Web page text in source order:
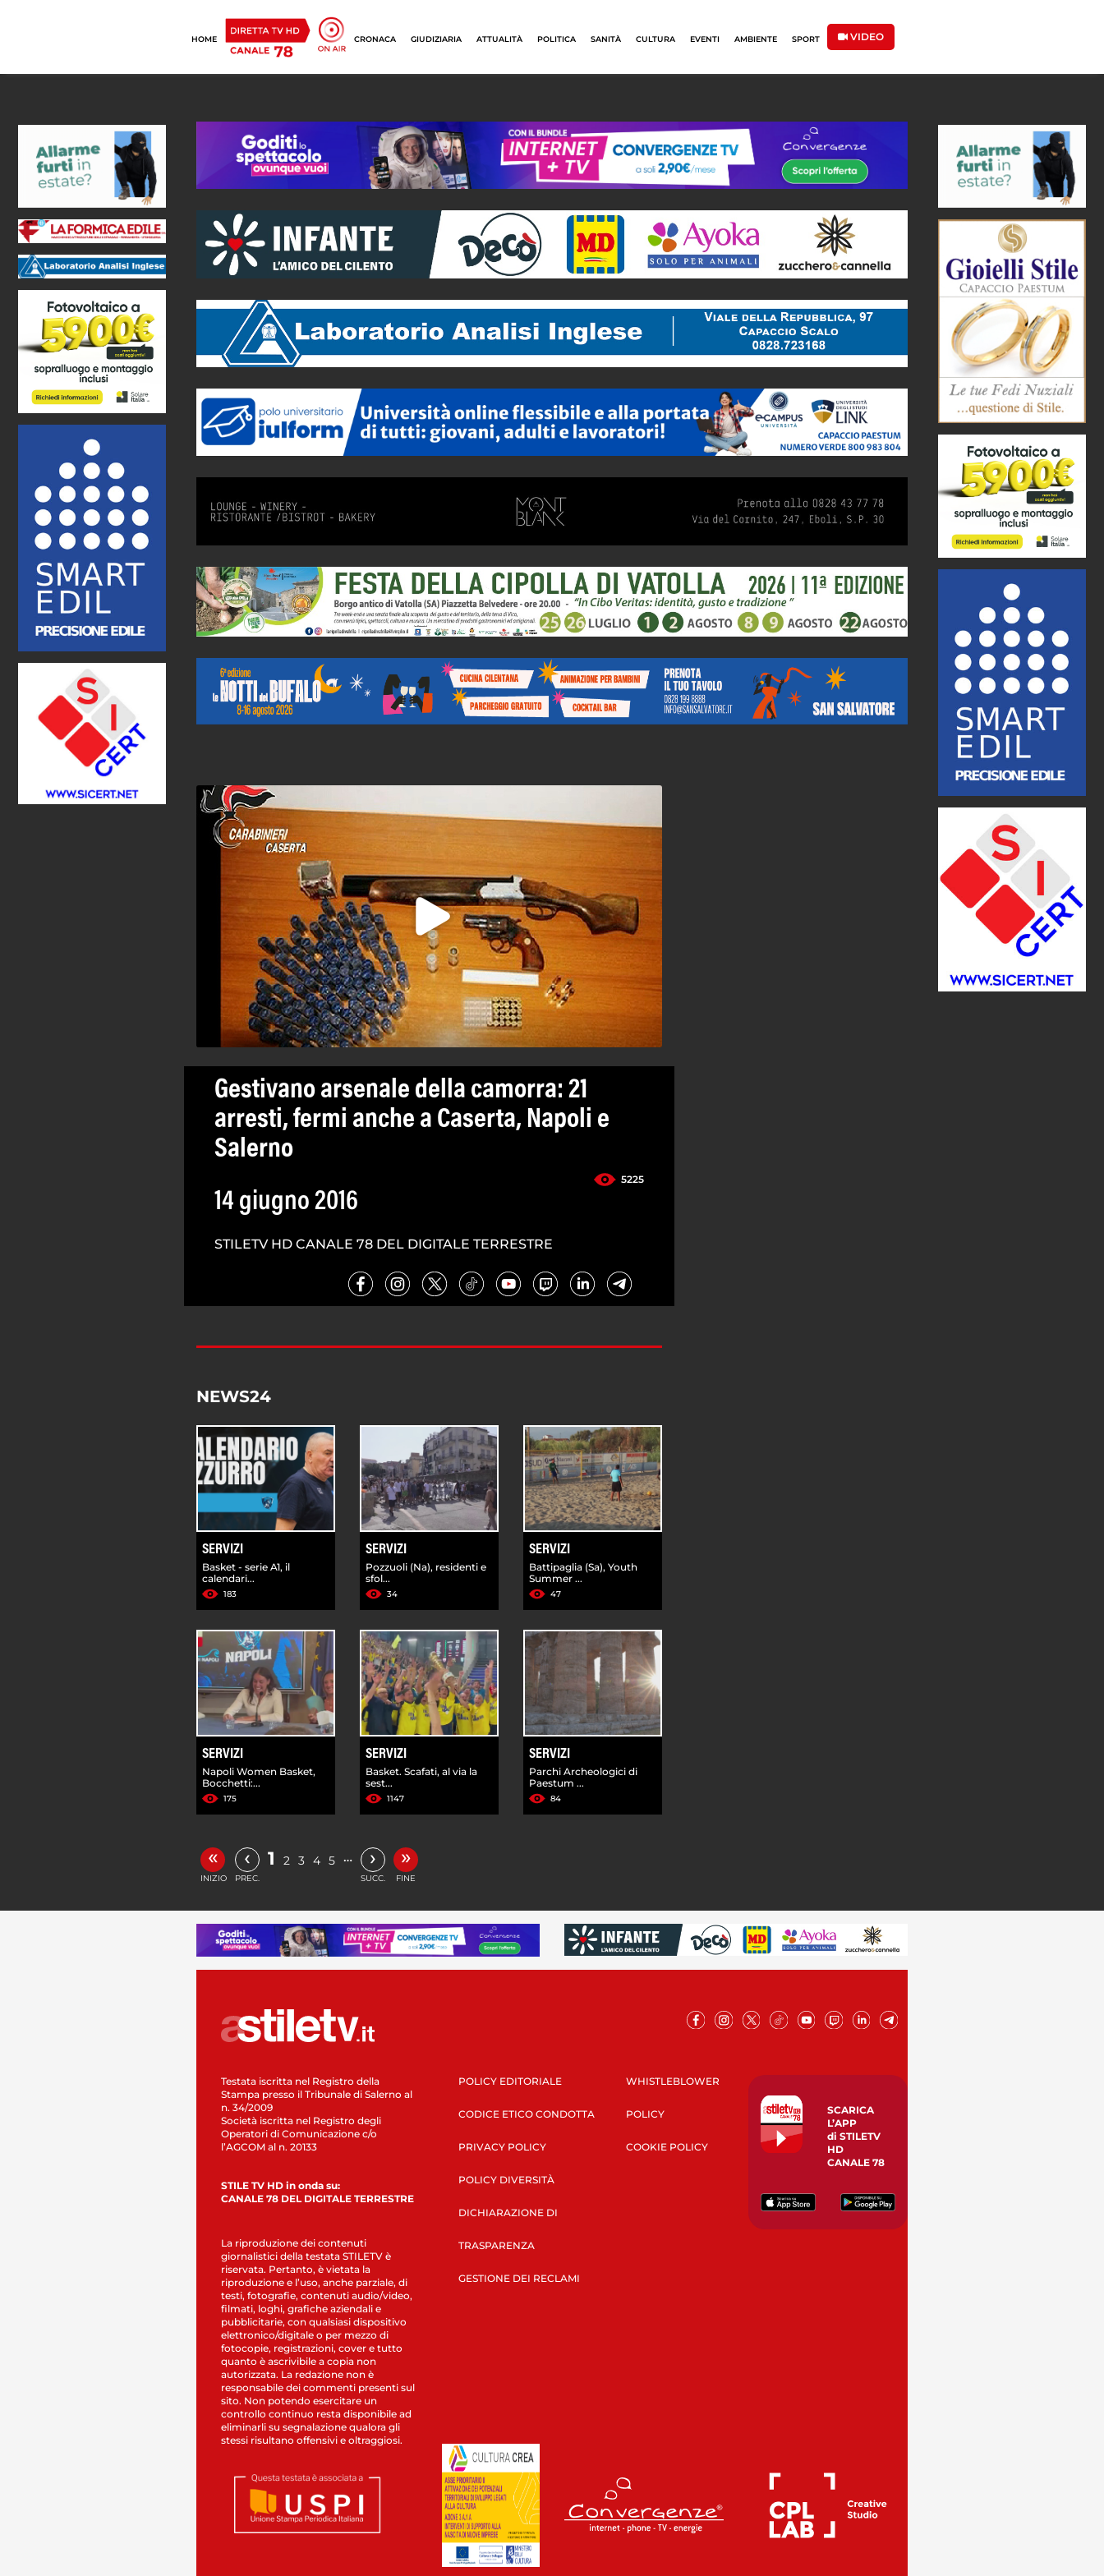
HOME CRONACA GIUDIZIARIA ATTUALITÀ POLITICA SANITÀ CULTURA EVENTI AMBIENTE SPORT VIDEO
Gestivano arsenale della camorra: 21
arresti, fermi anche a Caserta, Napoli e
Salerno
5225
14 giugno 2016
STILETV HD CANALE 78 DEL DIGITALE TERRESTRE
NEWS24
SERVIZI
Basket - serie A1, il
calendari...
183
SERVIZI
Pozzuoli (Na), residenti e
sfol...
34
SERVIZI
Battipaglia (Sa), Youth
Summer ...
47
SERVIZI
Napoli Women Basket,
Bocchetti:...
175
SERVIZI
Basket. Scafati, al via la
sest...
1147
SERVIZI
Parchi Archeologici di
Paestum ...
84
«
INIZIO
‹
PREC.
1 2 3 4 5 … ›
SUCC.
»
FINE
Testata iscritta nel Registro della
Stampa presso il Tribunale di Salerno al
n. 34/2009
Società iscritta nel Registro degli
Operatori di Comunicazione c/o
l’AGCOM al n. 20133
STILE TV HD in onda su:
CANALE 78 DEL DIGITALE TERRESTRE
La riproduzione dei contenuti
giornalistici della testata STILETV è
riservata. Pertanto, è vietata la
riproduzione e l’uso, anche parziale, di
testi, fotografie, contenuti audio/video,
filmati, loghi, grafiche aziendali e
pubblicitarie, con qualsiasi dispositivo
elettronico/digitale o per mezzo di
fotocopie, registrazioni, cover e tutto
quanto è ascrivibile a copia non
autorizzata. La redazione non è
responsabile dei commenti presenti sul
sito. Non potendo esercitare un
controllo continuo resta disponibile ad
eliminarli su segnalazione qualora gli
stessi risultano offensivi e oltraggiosi.
POLICY EDITORIALE
CODICE ETICO CONDOTTA
PRIVACY POLICY
POLICY DIVERSITÀ
DICHIARAZIONE DI
TRASPARENZA
GESTIONE DEI RECLAMI
WHISTLEBLOWER
POLICY
COOKIE POLICY
SCARICA
L’APP
di STILETV
HD
CANALE 78